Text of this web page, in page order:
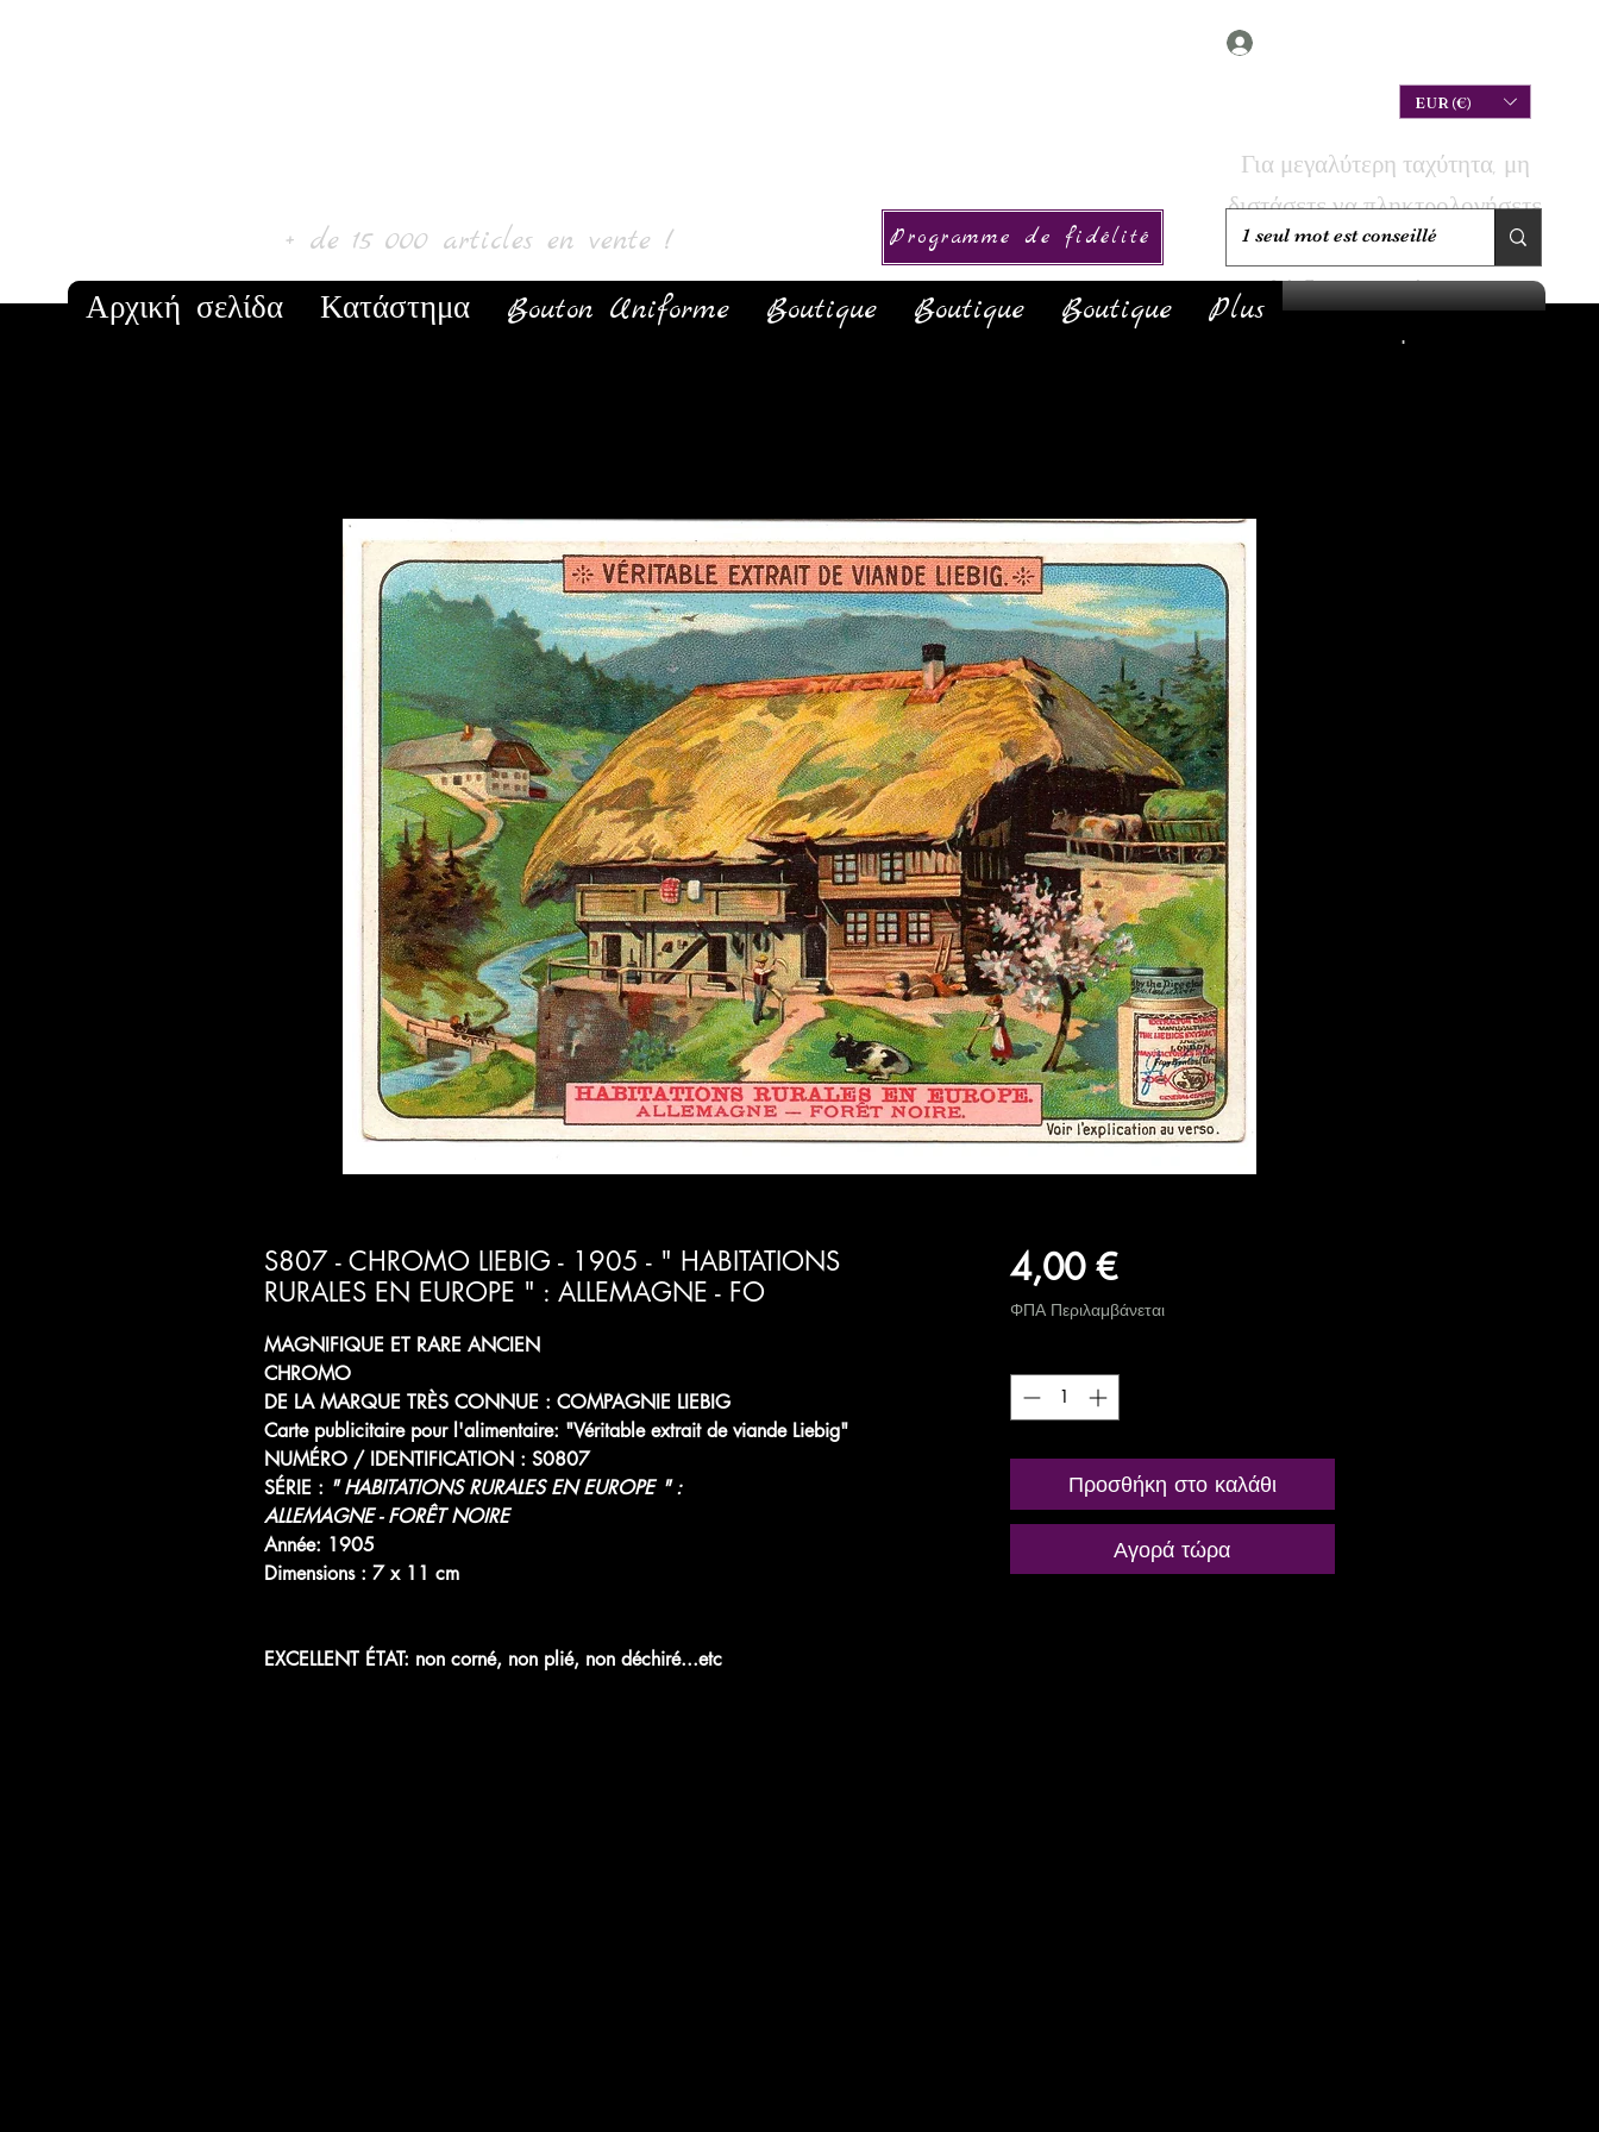
EUR (€)
+ de 15 000 articles en vente ! Programme de fidélité
Αρχική σελίδα Κατάστημα Bouton Uniforme Boutique Boutique Boutique Plus
S807 - CHROMO LIEBIG - 1905 - " HABITATIONS
RURALES EN EUROPE " : ALLEMAGNE - FO
MAGNIFIQUE ET RARE ANCIEN
CHROMO
DE LA MARQUE TRÈS CONNUE : COMPAGNIE LIEBIG
Carte publicitaire pour l'alimentaire: "Véritable extrait de viande Liebig"
NUMÉRO / IDENTIFICATION : S0807
SÉRIE : " HABITATIONS RURALES EN EUROPE " :
ALLEMAGNE - FORÊT NOIRE
Année: 1905
Dimensions : 7 x 11 cm
EXCELLENT ÉTAT: non corné, non plié, non déchiré...etc
4,00 €Τιμή
ΦΠΑ Περιλαμβάνεται
Προσθήκη στο καλάθι
Αγορά τώρα
Για μεγαλύτερη ταχύτητα, μη
διστάσετε να πληκτρολογήσετε
την αναζήτησή σας για να
ελέγξετε αν το έχουμε σε